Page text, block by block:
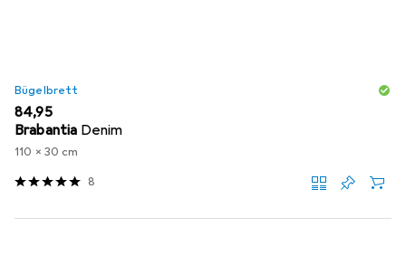
Bügelbrett
EUR
84,95
Brabantia Denim
110 x 30 cm
8